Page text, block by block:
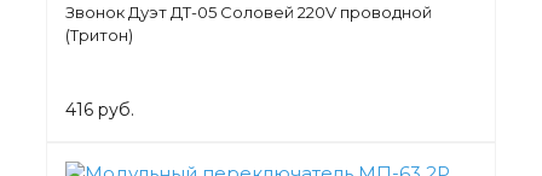
Звонок Дуэт ДТ-05 Соловей 220V проводной
(Тритон)
416 руб.